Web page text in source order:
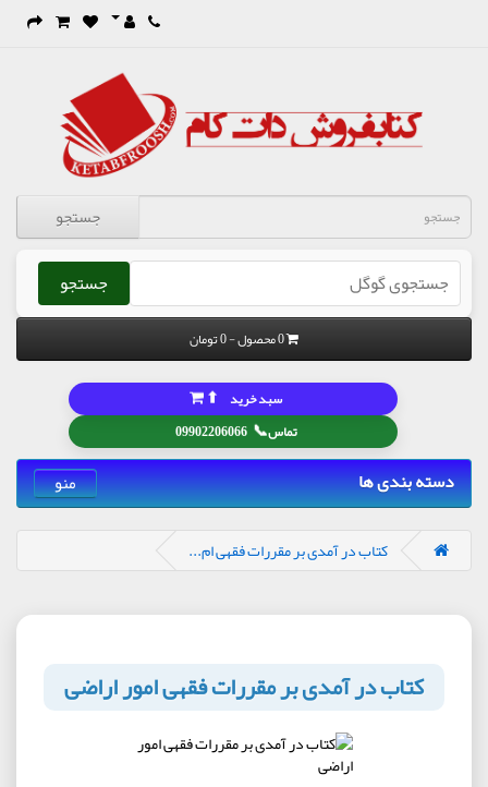
جستجو
جستجو
0 محصول - 0 تومان
تماس📞
09902206066
سبد خرید ⬆
دسته بندی ها منو
کتاب در آمدی بر مقررات فقهی ام...
کتاب در آمدی بر مقررات فقهی امور اراضی